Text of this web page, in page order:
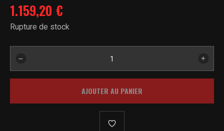
1.159,20 €
Rupture de stock
Commandes
AJOUTER AU PANIER